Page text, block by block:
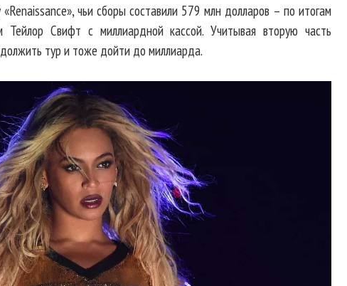
чьи сборы составили 579 млн долларов – по итогам
Тейлор Свифт с миллиардной кассой. Учитывая вторую часть
тур и тоже дойти до миллиарда.